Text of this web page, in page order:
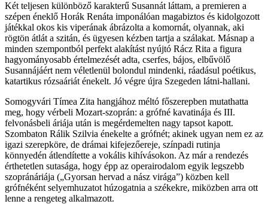
Két teljesen különböző karakterű Susannát láttam, a premieren a
szépen éneklő Horák Renáta imponálóan magabiztos és kidolgozott
játékkal okos kis viperának ábrázolta a komornát, olyannak, aki
rögtön átlát a szitán, és ügyesen kézben tartja a szálakat. Másnap a
minden szempontból perfekt alakítást nyújtó Rácz Rita a figura
hagyományosabb értelmezését adta, cserfes, bájos, elbűvölő
Susannájáért nem véletlenül bolondul mindenki, ráadásul poétikus,
katartikus rózsaáriát énekelt. Jó végre újra Szegeden látni-hallani.
Somogyvári Tímea Zita hangjához méltó főszerepben mutathatta
meg, hogy vérbeli Mozart-szoprán: a grófné kavatinája és III.
felvonásbeli áriája után is megérdemelten nagy tapsot kapott.
Szombaton Rálik Szilvia énekelte a grófnét; akinek ugyan nem ez az
igazi szerepköre, de drámai kifejezőereje, színpadi rutinja
könnyedén átlendítette a vokális kihívásokon. Az már a rendezés
érthetetlen sutasága, hogy épp az operairodalom egyik legszebb
szopránáriája („Gyorsan hervad a nász virága”) közben kell
grófnéként selyemhuzatot húzogatnia a székekre, miközben arra ott
lenne a rengeteg alkalmazott.